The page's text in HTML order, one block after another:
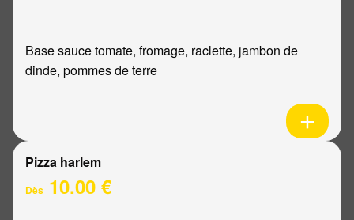
Base sauce tomate, fromage, raclette, jambon de
dinde, pommes de terre
Pizza harlem
Dès 10.00 €